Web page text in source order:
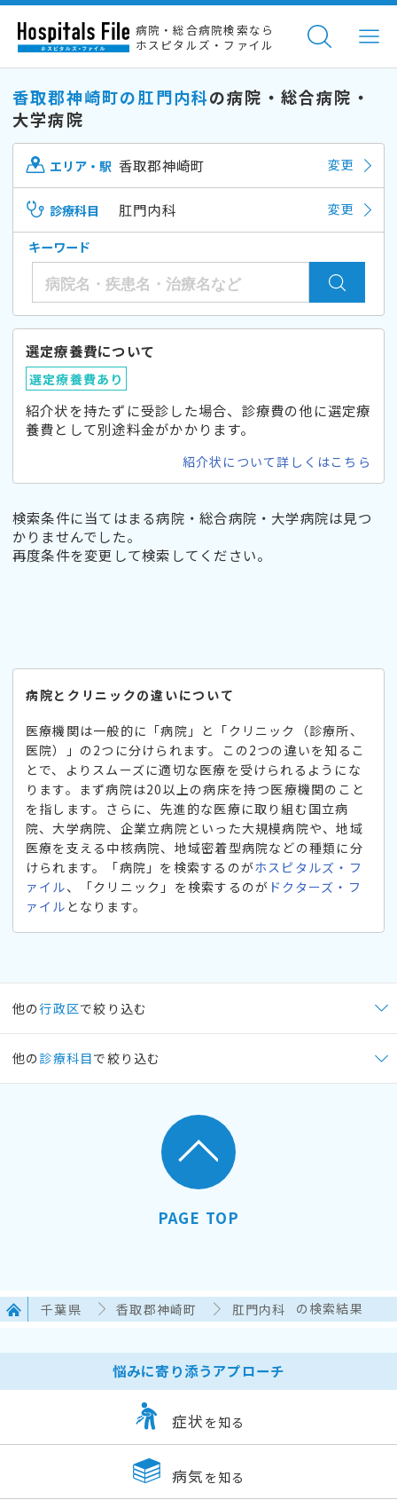
病院・総合病院検索なら
ホスピタルズ・ファイル
香取郡神崎町の肛門内科の病院・総合病院・
大学病院
エリア・駅 香取郡神崎町 変更
診療科目 肛門内科 変更
キーワード
選定療養費について
選定療養費あり
紹介状を持たずに受診した場合、診療費の他に選定療
養費として別途料金がかかります。
紹介状について詳しくはこちら
検索条件に当てはまる病院・総合病院・大学病院は見つ
かりませんでした。
再度条件を変更して検索してください。
病院とクリニックの違いについて
医療機関は一般的に「病院」と「クリニック（診療所、
医院）」の2つに分けられます。この2つの違いを知るこ
とで、よりスムーズに適切な医療を受けられるようにな
ります。まず病院は20以上の病床を持つ医療機関のこと
を指します。さらに、先進的な医療に取り組む国立病
院、大学病院、企業立病院といった大規模病院や、地域
医療を支える中核病院、地域密着型病院などの種類に分
けられます。「病院」を検索するのがホスピタルズ・フ
ァイル、「クリニック」を検索するのが ドクターズ・フ
ァイル となります。
他の行政区で絞り込む
他の 診療科目で絞り込む
PAGE TOP
千葉県 香取郡神崎町 肛門内科 の検索結果
悩みに寄り添うアプローチ
症状 を知る
病気 を知る